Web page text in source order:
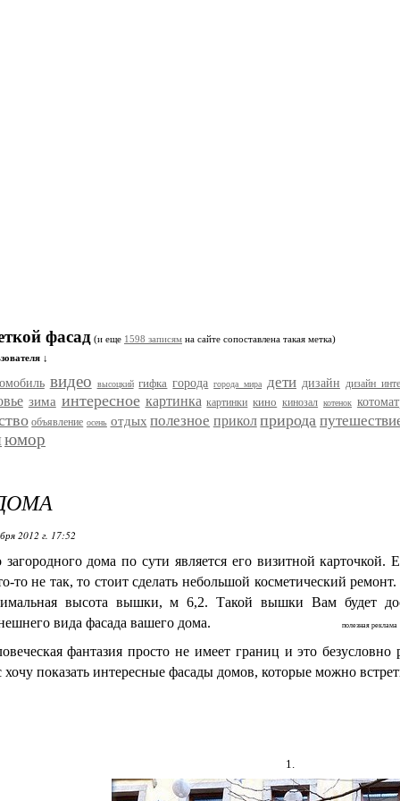
фасад (и еще 1598 записям на сайте сопоставлена такая метка)
↓
видео высоцкий гифка города города мира дети дизайн дизайн
зима интересное картинка картинки кино кинозал котенок
объявление осень отдых полезное прикол природа
юмор
2012 г. 17:52
дома по сути является его визитной
то не так, то стоит сделать небольшой косметический
высота вышки, м 6,2. Такой вышки Вам будет
вида фасада вашего дома.
полезная реклама
фантазия просто не имеет границ и это безусловно
показать интересные фасады домов, которые можно
1.